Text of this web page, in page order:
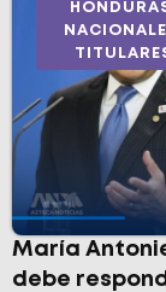
María
debe